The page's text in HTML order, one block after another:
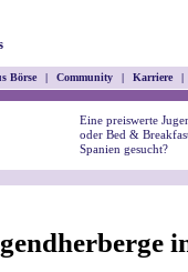
Börse | Community | Karriere |
Eine preiswerte
oder Bed &
Spanien gesucht?